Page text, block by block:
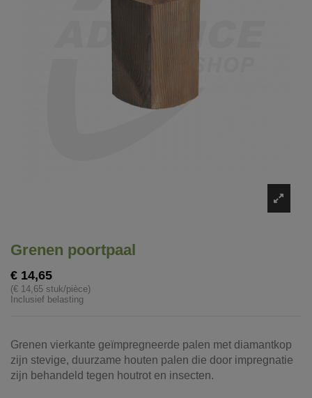
Grenen poortpaal
€ 14,65
(€ 14,65 stuk/pièce)
Inclusief belasting
Grenen vierkante geïmpregneerde palen met diamantkop
zijn stevige, duurzame houten palen die door impregnatie
zijn behandeld tegen houtrot en insecten.